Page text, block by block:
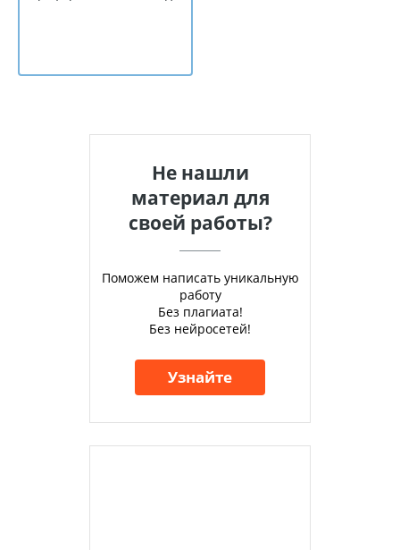
Не нашли
материал для
своей работы?
Поможем написать уникальную
работу
Без плагиата!
Без нейросетей!
Узнайте